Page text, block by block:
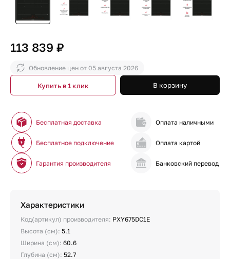
113 839 ₽
Обновление цен от 05 августа 2026
В корзину
Купить в 1 клик
Бесплатная доставка
Бесплатное подключение
Гарантия производителя
Оплата наличными
Оплата картой
Банковский перевод
Характеристики
Код(артикул) производителя: PXY675DC1E
Высота (см): 5.1
Ширина (см): 60.6
Глубина (см): 52.7